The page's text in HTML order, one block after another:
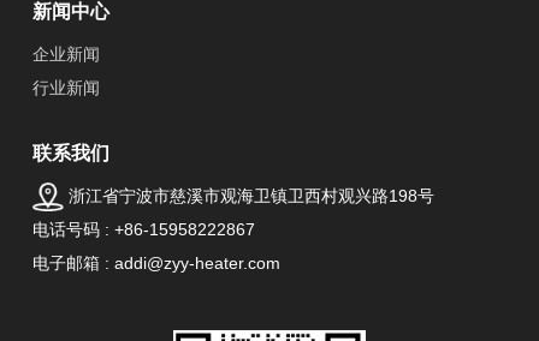
新闻中心
企业新闻
行业新闻
联系我们
浙江省宁波市慈溪市观海卫镇卫西村观兴路198号
电话号码 : +86-15958222867
电子邮箱 : addi@zyy-heater.com